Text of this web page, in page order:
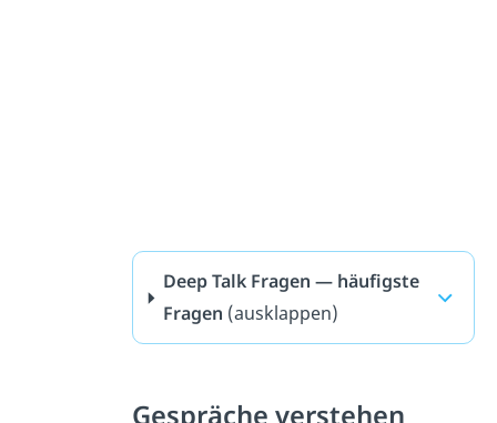
Deep Talk Fragen — häufigste
Fragen (ausklappen)
Gespräche verstehen